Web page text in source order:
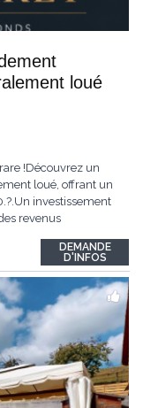
loué
!Découvrez un
loué, offrant un
investissement
revenus
DEMANDE
D'INFOS